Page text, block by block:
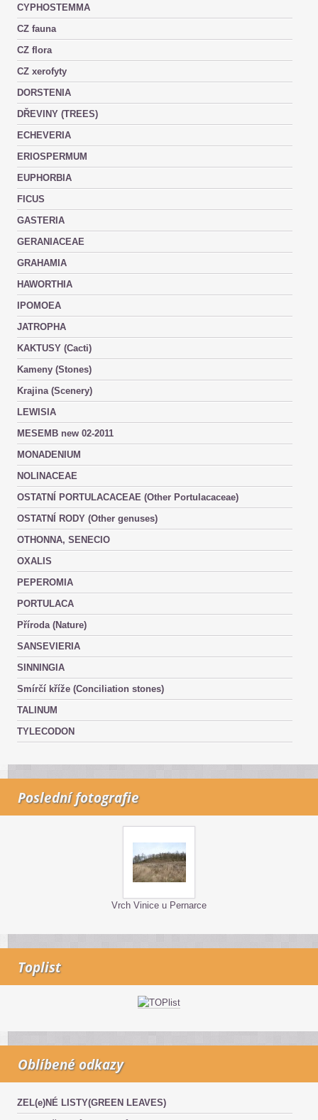
CYPHOSTEMMA
CZ fauna
CZ flora
CZ xerofyty
DORSTENIA
DŘEVINY (TREES)
ECHEVERIA
ERIOSPERMUM
EUPHORBIA
FICUS
GASTERIA
GERANIACEAE
GRAHAMIA
HAWORTHIA
IPOMOEA
JATROPHA
KAKTUSY (Cacti)
Kameny (Stones)
Krajina (Scenery)
LEWISIA
MESEMB new 02-2011
MONADENIUM
NOLINACEAE
OSTATNÍ PORTULACACEAE (Other Portulacaceae)
OSTATNÍ RODY (Other genuses)
OTHONNA, SENECIO
OXALIS
PEPEROMIA
PORTULACA
Příroda (Nature)
SANSEVIERIA
SINNINGIA
Smírčí kříže (Conciliation stones)
TALINUM
TYLECODON
Poslední fotografie
Vrch Vinice u Pernarce
Toplist
Oblíbené odkazy
ZEL(e)NÉ LISTY(GREEN LEAVES)